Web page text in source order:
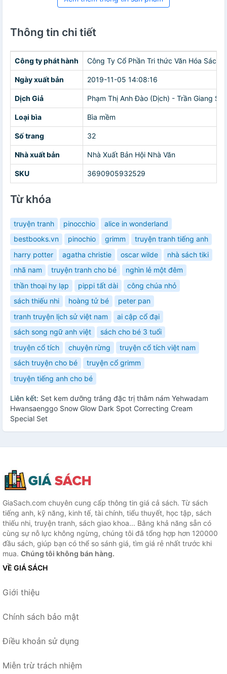
Thông tin chi tiết
Công ty phát hành Công Ty Cổ Phần Tri thức Văn Hóa Sách
Ngày xuất bản 2019-11-05 14:08:16
Dịch Giả Phạm Thị Anh Đào (Dịch) - Trần Giang
Loại bìa Bìa mềm
Số trang 32
Nhà xuất bản Nhà Xuất Bản Hội Nhà Văn
SKU 3690905932529
Từ khóa
truyện tranh pinocchio
alice in wonderland
bestbooks.vn
pinochio grimm
truyện tranh tiếng anh
harry potter
agatha christie oscar wilde
nhà sách tiki
nhã nam
truyện tranh cho bé
nghìn lẻ một đêm
thần thoại hy lạp
pippi tất dài
công chúa nhỏ
sách thiếu nhi
hoàng tử bé
peter pan
tranh truyện lịch sử việt nam
ai cập cổ đại
sách song ngữ anh việt
sách cho bé 3 tuổi
truyện cổ tích
chuyện rừng
truyện cổ tích việt nam
sách truyện cho bé
truyện cổ grimm
truyện tiếng anh cho bé
Liên kết: Set kem dưỡng trắng đặc trị thâm nám Yehwadam
Hwansaenggo Snow Glow Dark Spot Correcting Cream
Special Set
GiaSach.com chuyên cung cấp thông tin giá cả sách. Từ sách
tiếng anh, kỹ năng, kinh tế, tài chính, tiểu thuyết, học tập, sách
thiếu nhi, truyện tranh, sách giao khoa... Bằng khả năng sẵn có
cùng sự nỗ lực không ngừng, chúng tôi đã tổng hợp hơn 120000
đầu sách, giúp bạn có thể so sánh giá, tìm giá rẻ nhất trước khi
mua. Chúng tôi không bán hàng.
VỀ GIÁ SÁCH
Giới thiệu
Chính sách bảo mật
Điều khoản sử dụng
Miễn trừ trách nhiệm